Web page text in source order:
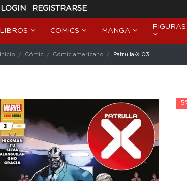
LOGIN | REGISTRARSE
LIBROS COMICS MANGA
Inicio Cómic Cómic americano Patrulla-X 03
-